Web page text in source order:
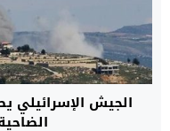
الجيش الإسرائيلي